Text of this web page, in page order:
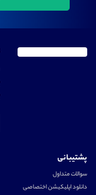
پشتیبانی
سوالات متداول
دانلود اپلیکیشن اختصاصی